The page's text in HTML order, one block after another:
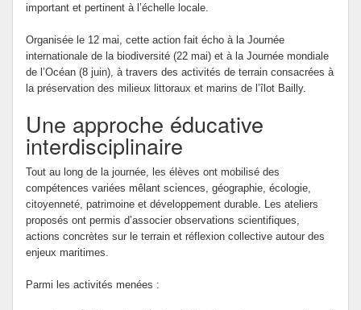
important et pertinent à l’échelle locale.
Organisée le 12 mai, cette action fait écho à la Journée
internationale de la biodiversité (22 mai) et à la Journée mondiale
de l’Océan (8 juin), à travers des activités de terrain consacrées à
la préservation des milieux littoraux et marins de l’îlot Bailly.
Une approche éducative
interdisciplinaire
Tout au long de la journée, les élèves ont mobilisé des
compétences variées mêlant sciences, géographie, écologie,
citoyenneté, patrimoine et développement durable. Les ateliers
proposés ont permis d’associer observations scientifiques,
actions concrètes sur le terrain et réflexion collective autour des
enjeux maritimes.
Parmi les activités menées :